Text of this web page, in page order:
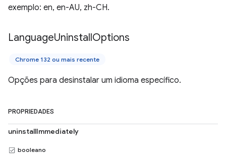
exemplo: en, en-AU, zh-CH.
LanguageUninstallOptions
Chrome 132 ou mais recente
Opções para desinstalar um idioma específico.
PROPRIEDADES
uninstallImmediately
booleano